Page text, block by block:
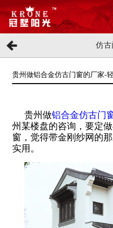
仿
贵州做铝合金仿古门窗的厂家-
贵州做铝合金仿古门
州某楼盘的咨询，要定
窗，觉得带金刚纱网的
实用。